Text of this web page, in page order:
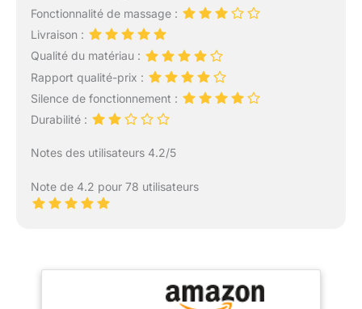
Fonctionnalité de massage :
Livraison :
Qualité du matériau :
Rapport qualité-prix :
Silence de fonctionnement :
Durabilité :
Notes des utilisateurs 4.2/5
Note de 4.2 pour 78 utilisateurs